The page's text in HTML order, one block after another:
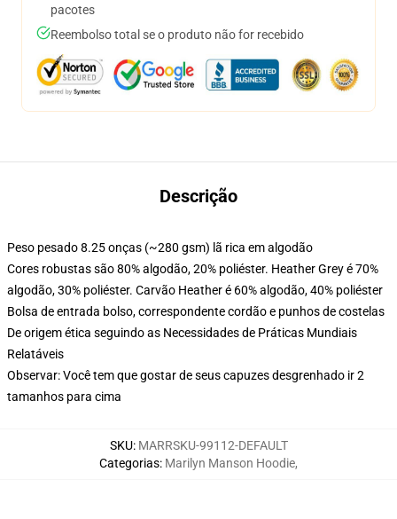
pacotes
Reembolso total se o produto não for recebido
Descrição
Peso pesado 8.25 onças (~280 gsm) lã rica em algodão
Cores robustas são 80% algodão, 20% poliéster. Heather Grey é 70%
algodão, 30% poliéster. Carvão Heather é 60% algodão, 40% poliéster
Bolsa de entrada bolso, correspondente cordão e punhos de costelas
De origem ética seguindo as Necessidades de Práticas Mundiais
Relatáveis
Observar: Você tem que gostar de seus capuzes desgrenhado ir 2
tamanhos para cima
SKU: MARRSKU-99112-DEFAULT
Categorias: Marilyn Manson Hoodie,